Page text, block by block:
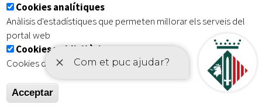
Inici | Avís legal | Protecció de dades
| Accessibilitat
Cookies analítiques
Anàlisis d'estadístiques que permeten millorar els serveis del
portal web
Cookies publicitàries
Cookies de tercers amb finalitat publicitària
Acceptar